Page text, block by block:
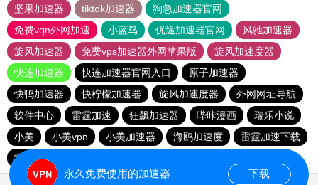
坚果加速器
tiktok加速器
狗急加速器官网
免费vqn外网加速
小蓝鸟 优途加速器官网
风驰加速器
旋风加速器
免费vps加速器外网苹果版
旋风加速度器
快连加速器
快连加速器官网入口
原子加速器
快鸭加速器
快柠檬加速器 旋风加速度器
外网网址导航
软件中心
雷霆加速 狂飙加速器 哔咔漫画
瑞乐小说
小美
小美vpn 小美加速器 海鸥加速度
雷霆加速下载
雷霆加速
永久免费使用的加速器 下载